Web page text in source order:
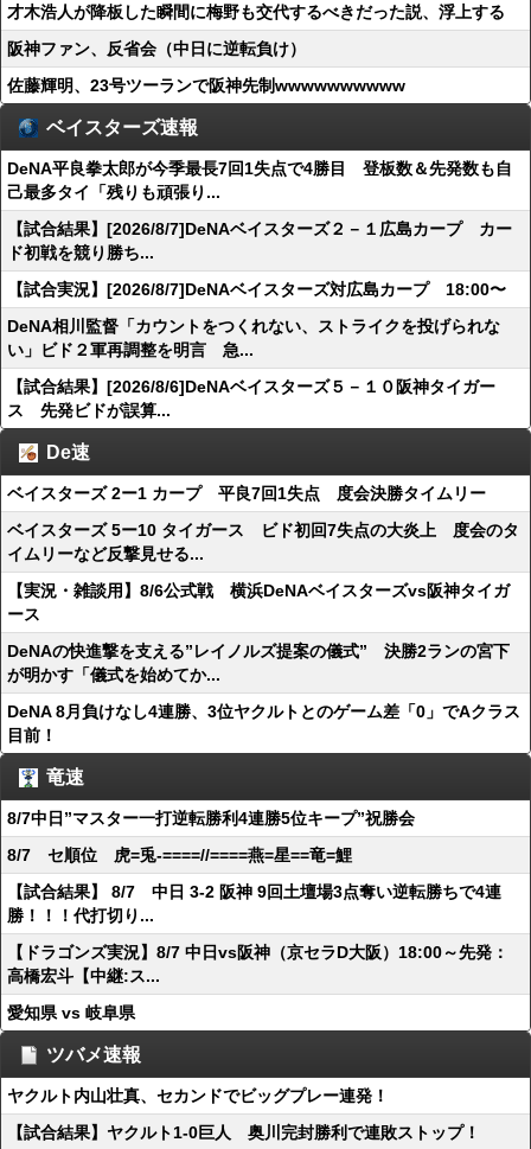
才木浩人が降板した瞬間に梅野も交代するべきだった説、浮上する
阪神ファン、反省会（中日に逆転負け）
佐藤輝明、23号ツーランで阪神先制wwwwwwwwww
ベイスターズ速報
DeNA平良拳太郎が今季最長7回1失点で4勝目 登板数＆先発数も自
己最多タイ「残りも頑張り...
【試合結果】[2026/8/7]DeNAベイスターズ２－１広島カープ カー
ド初戦を競り勝ち...
【試合実況】[2026/8/7]DeNAベイスターズ対広島カープ 18:00〜
DeNA相川監督「カウントをつくれない、ストライクを投げられな
い」ビド２軍再調整を明言 急...
【試合結果】[2026/8/6]DeNAベイスターズ５－１０阪神タイガー
ス 先発ビドが誤算...
De速
ベイスターズ 2ー1 カープ 平良7回1失点 度会決勝タイムリー
ベイスターズ 5ー10 タイガース ビド初回7失点の大炎上 度会のタ
イムリーなど反撃見せる...
【実況・雑談用】8/6公式戦 横浜DeNAベイスターズvs阪神タイガ
ース
DeNAの快進撃を支える”レイノルズ提案の儀式” 決勝2ランの宮下
が明かす「儀式を始めてか...
DeNA 8月負けなし4連勝、3位ヤクルトとのゲーム差「0」でAクラス
目前！
竜速
8/7中日”マスター一打逆転勝利4連勝5位キープ”祝勝会
8/7 セ順位 虎=兎-====//====燕=星==竜=鯉
【試合結果】 8/7 中日 3-2 阪神 9回土壇場3点奪い逆転勝ちで4連
勝！！！代打切り...
【ドラゴンズ実況】8/7 中日vs阪神（京セラD大阪）18:00～先発：
高橋宏斗【中継:ス...
愛知県 vs 岐阜県
ツバメ速報
ヤクルト内山壮真、セカンドでビッグプレー連発！
【試合結果】ヤクルト1-0巨人 奥川完封勝利で連敗ストップ！